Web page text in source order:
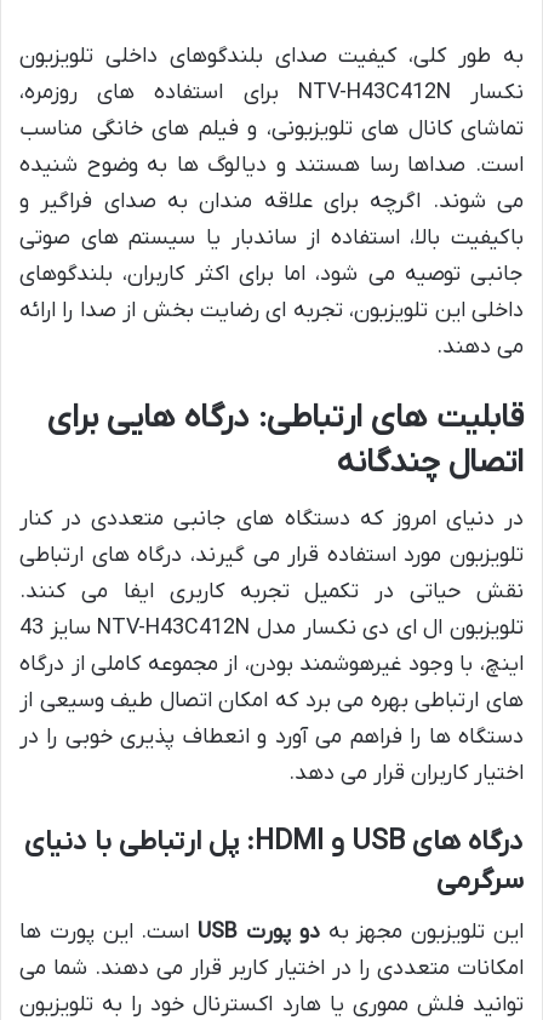
به طور کلی، کیفیت صدای بلندگوهای داخلی تلویزیون
نکسار NTV-H43C412N برای استفاده های روزمره،
تماشای کانال های تلویزیونی، و فیلم های خانگی مناسب
است. صداها رسا هستند و دیالوگ ها به وضوح شنیده
می شوند. اگرچه برای علاقه مندان به صدای فراگیر و
باکیفیت بالا، استفاده از ساندبار یا سیستم های صوتی
جانبی توصیه می شود، اما برای اکثر کاربران، بلندگوهای
داخلی این تلویزیون، تجربه ای رضایت بخش از صدا را ارائه
می دهند.
قابلیت های ارتباطی: درگاه هایی برای
اتصال چندگانه
در دنیای امروز که دستگاه های جانبی متعددی در کنار
تلویزیون مورد استفاده قرار می گیرند، درگاه های ارتباطی
نقش حیاتی در تکمیل تجربه کاربری ایفا می کنند.
تلویزیون ال ای دی نکسار مدل NTV-H43C412N سایز 43
اینچ، با وجود غیرهوشمند بودن، از مجموعه کاملی از درگاه
های ارتباطی بهره می برد که امکان اتصال طیف وسیعی از
دستگاه ها را فراهم می آورد و انعطاف پذیری خوبی را در
اختیار کاربران قرار می دهد.
درگاه های USB و HDMI: پل ارتباطی با دنیای
سرگرمی
این تلویزیون مجهز بهدو پورت USB
است. این پورت ها
امکانات متعددی را در اختیار کاربر قرار می دهند. شما می
توانید فلش مموری یا هارد اکسترنال خود را به تلویزیون